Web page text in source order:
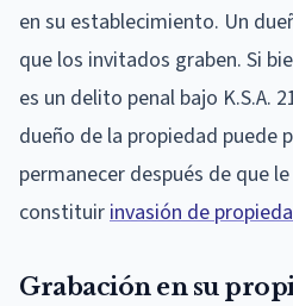
en su establecimiento. Un
que los invitados graben. Si
es un delito penal bajo K.S.A.
dueño de la propiedad puede
permanecer después de que
constituir invasión de
Grabación en su